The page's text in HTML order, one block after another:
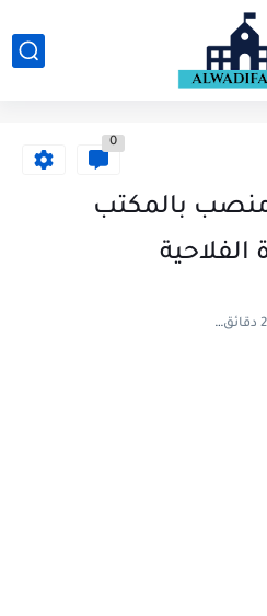
0
توظيف 52 منصب بالمكتب
2 دقائق للقراءة